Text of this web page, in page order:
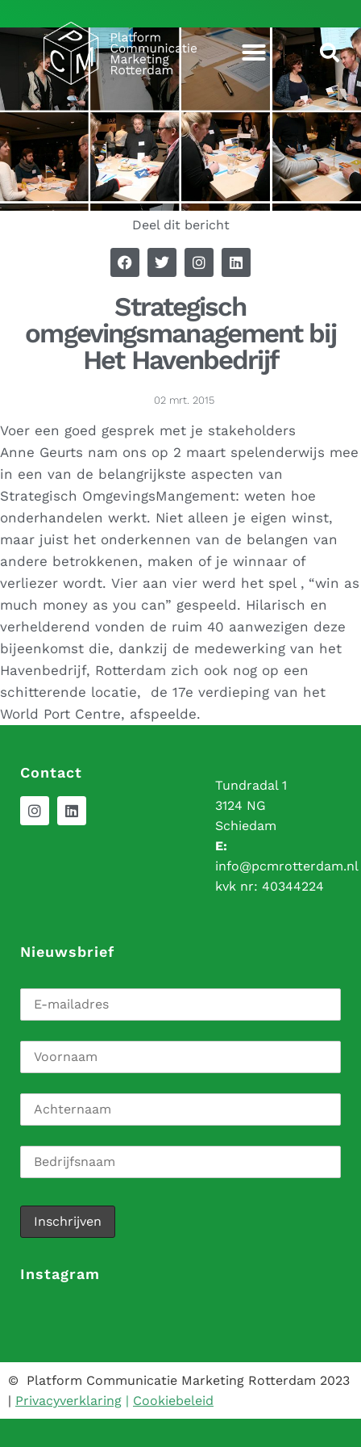
Deel dit bericht
Strategisch
omgevingsmanagement bij
Het Havenbedrijf
02 mrt. 2015
Voer een goed gesprek met je stakeholders
Anne Geurts nam ons op 2 maart spelenderwijs mee
in een van de belangrijkste aspecten van
Strategisch OmgevingsMangement: weten hoe
onderhandelen werkt. Niet alleen je eigen winst,
maar juist het onderkennen van de belangen van
andere betrokkenen, maken of je winnaar of
verliezer wordt. Vier aan vier werd het spel ‚ “win as
much money as you can” gespeeld. Hilarisch en
verhelderend vonden de ruim 40 aanwezigen deze
bijeenkomst die, dankzij de medewerking van het
Havenbedrijf, Rotterdam zich ook nog op een
schitterende locatie, de 17e verdieping van het
World Port Centre, afspeelde.
Contact
Tundradal 1
3124 NG
Schiedam
E:
info@pcmrotterdam.nl
kvk nr: 40344224
Nieuwsbrief
Instagram
© Platform Communicatie Marketing Rotterdam 2023
| Privacyverklaring | Cookiebeleid